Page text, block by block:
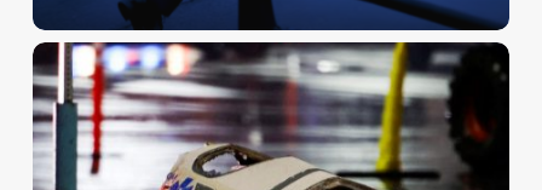
Seis
mexicanos
mueren
en
trágico